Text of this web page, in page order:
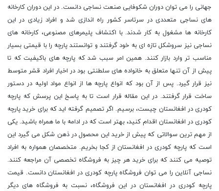
جهانی را می توان دوران شکوفایی صنعت نساجی دانست. در این دوران کارخانه
های نساجی متعددی در سرتاسر کشور راه اندازی شد و افراد زیادی در این
کارخانه ها مشغول به کار شدند. با اکتشاف پلیمرهای مصنوعی، کارخانه های
نساجی نیز سروشکل تازه ای به خود گرفتند و توانستند پارچه را با قیمتی بسیار
مناسب تر وارد بازار کنند. همین امر سبب شد که پارچه های باکیفیت که تا
پیش از آن تنها متعلق به خانواده های سلطنتی بود در اخیار افراد قشر متوسط
نیز قرار گیرد. پس از آن بود که انواع پارچه ها از انواع مواد اولیه در دستور
ساخت قرار گرفتند. در این مقاله قرار است تا به پاسخ این پرسش که پارچه
کودری در افغانستان چیست، برسیم. اگر تصمیم گرفته اید که برای خرید پارچه
کودری در افغانستان اقدام کنید، بهتر است که در ادامه با ما همراه باشید. یکی
از مهم ترین سوالاتی که پیش از خرید این محصول در ذهن شکل می گیرد این
است که پارچه کودری در افغانستان از کجا بخریم. متخصصان همواره به افراد
توصیه می کنند که برای خرید هر چیز به فروشگاه تخصصی آن مراجعه کنند.
نساجی آنلاین را می توان فروشگاه پارچه کودری در افغانستان دانست. قیمت
پارچه کودری در افغانستان در این فروشگاه، نسبت به فروشگاه های دیگر